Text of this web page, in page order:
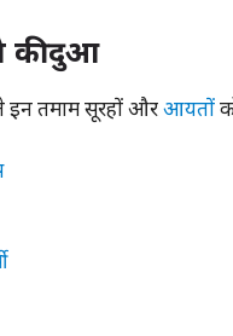
की दुआ
तमाम सूरहों औरआयतों